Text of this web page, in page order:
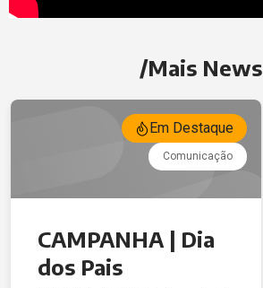
/Mais News
Em Destaque
Comunicação
CAMPANHA | Dia
dos Pais